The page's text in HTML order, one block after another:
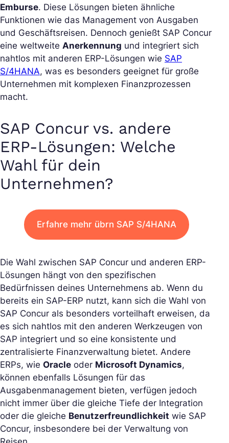
Emburse. Diese Lösungen bieten ähnliche
Funktionen wie das Management von Ausgaben
und Geschäftsreisen. Dennoch genießt SAP Concur
eine weltweite Anerkennung und integriert sich
nahtlos mit anderen ERP-Lösungen wie SAP
S/4HANA, was es besonders geeignet für große
Unternehmen mit komplexen Finanzprozessen
macht.
SAP Concur vs. andere
ERP-Lösungen: Welche
Wahl für dein
Unternehmen?
Erfahre mehr übrn SAP S/4HANA
Die Wahl zwischen SAP Concur und anderen ERP-
Lösungen hängt von den spezifischen
Bedürfnissen deines Unternehmens ab. Wenn du
bereits ein SAP-ERP nutzt, kann sich die Wahl von
SAP Concur als besonders vorteilhaft erweisen, da
es sich nahtlos mit den anderen Werkzeugen von
SAP integriert und so eine konsistente und
zentralisierte Finanzverwaltung bietet. Andere
ERPs, wie Oracle oder Microsoft Dynamics,
können ebenfalls Lösungen für das
Ausgabenmanagement bieten, verfügen jedoch
nicht immer über die gleiche Tiefe der Integration
oder die gleiche Benutzerfreundlichkeit wie SAP
Concur, insbesondere bei der Verwaltung von